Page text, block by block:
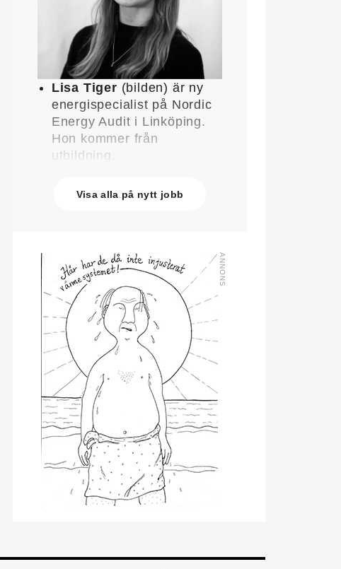
Lisa Tiger (bilden) är ny
energispecialist på Nordic
Energy Audit i Linköping.
Hon kommer från
utbildning.
affärschef för Service på
kommer från en liknande
roll på Swegon.
Mathias Anderssonär ny
affärsutvecklingschef på
Systemair Sverige. Han
kommer från Stappert där
han var ansvarig för
affärsutveckling och
försäljning.
Oskar Lenner
är ny
teknisk säljare i Umeå på
Systemair Sverige. Han
kommer från Belimo där
han var regional
försäljningschef Norr.
vd-posten på Hasopor.
Visa alla på nytt jobb